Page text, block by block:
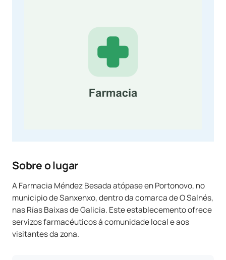
Sobre o lugar
A Farmacia Méndez Besada atópase en Portonovo, no
municipio de Sanxenxo, dentro da comarca de O Salnés,
nas Rías Baixas de Galicia. Este establecemento ofrece
servizos farmacéuticos á comunidade local e aos
visitantes da zona.